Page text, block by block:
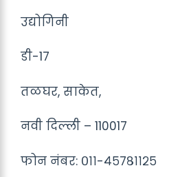
उद्योगिनी
डी-17
तळघर, साकेत,
नवी दिल्ली – 110017
फोन नंबर: ०११-४५७८११२५